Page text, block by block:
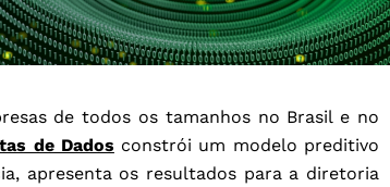
de todos os tamanhos no Brasil e no
de Dados constrói um modelo preditivo
apresenta os resultados para a diretoria